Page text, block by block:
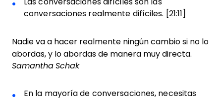
Las conversaciones difíciles son las
conversaciones realmente difíciles. [21:11]
Nadie va a hacer realmente ningún cambio si no lo
abordas, y lo abordas de manera muy directa.
Samantha Schak
En la mayoría de conversaciones, necesitas